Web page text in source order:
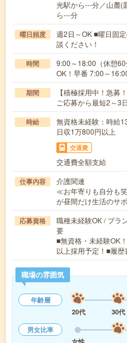
光駅から---分／山麓(
ら---分
曜日頻度
週2日～OK ■曜日固
談ください！
時間
9:00～18:00（休憩
OK！早番 7:00～
期間
【積極採用中！急募
ご応募から最短2～3
時給
無資格未経験：時
日収1万800円以上
交通費
交通費全額支給
仕事内容
介護関連
≪お年寄りも自分も
が昼間だけ生活のサ
応募資格
職種未経験OK / ブラ
要
■無資格・未経験OK
以上採用予定！■履
職場の雰囲気
年齢層
20代
30代
男女比率